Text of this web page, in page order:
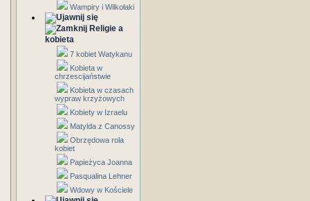
Wampiry i Wilkołaki
Religie a
kobieta
7 kobiet Watykanu
Kobieta w
chrzescijaństwie
Kobieta w czasach
wypraw krzyżowych
Kobiety w Izraelu
Matylda z Canossy
Obrzędowa rola
kobiet
Papieżyca Joanna
Pasqualina Lehner
Wdowy w Kościele